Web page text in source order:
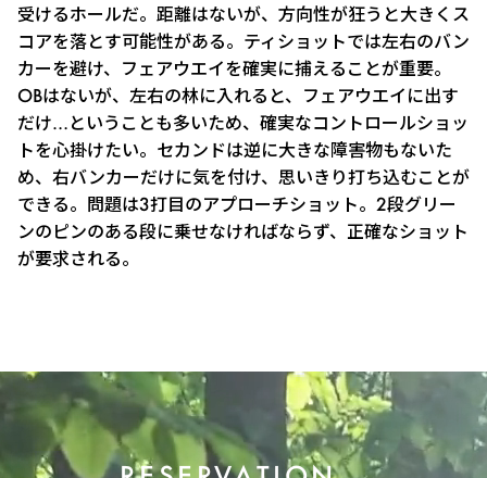
受けるホールだ。距離はないが、方向性が狂うと大きくス
コアを落とす可能性がある。ティショットでは左右のバン
カーを避け、フェアウエイを確実に捕えることが重要。
OBはないが、左右の林に入れると、フェアウエイに出す
だけ…ということも多いため、確実なコントロールショッ
トを心掛けたい。セカンドは逆に大きな障害物もないた
め、右バンカーだけに気を付け、思いきり打ち込むことが
できる。問題は3打目のアプローチショット。2段グリー
ンのピンのある段に乗せなければならず、正確なショット
が要求される。